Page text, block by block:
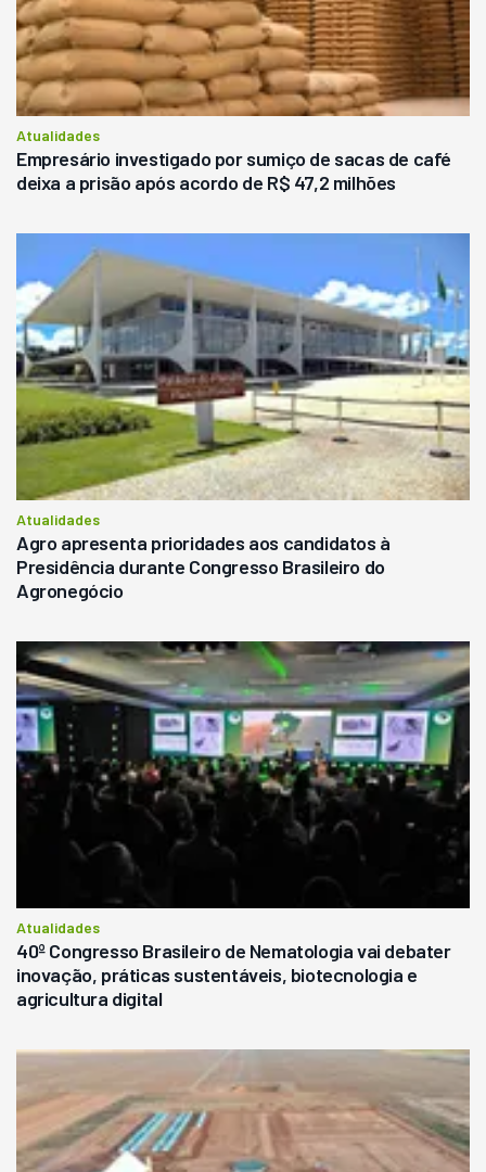
Atualidades
Empresário investigado por sumiço de sacas de café
deixa a prisão após acordo de R$ 47,2 milhões
Atualidades
Agro apresenta prioridades aos candidatos à
Presidência durante Congresso Brasileiro do
Agronegócio
Atualidades
40º Congresso Brasileiro de Nematologia vai debater
inovação, práticas sustentáveis, biotecnologia e
agricultura digital